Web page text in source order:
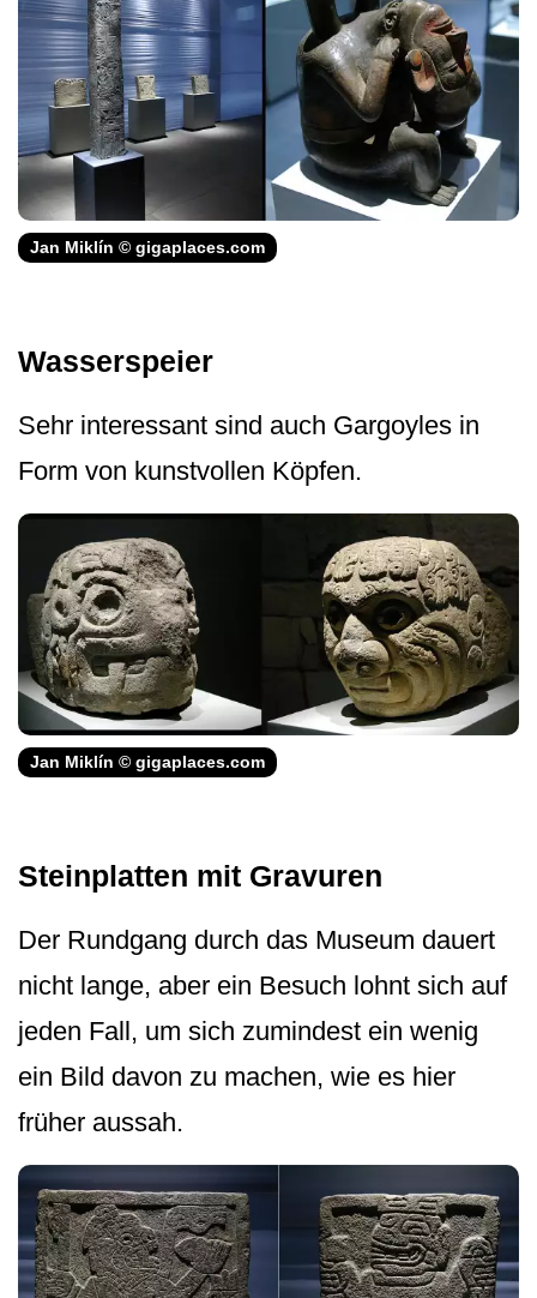
Jan Miklín © gigaplaces.com
Wasserspeier
Sehr interessant sind auch Gargoyles in
Form von kunstvollen Köpfen.
Jan Miklín © gigaplaces.com
Steinplatten mit Gravuren
Der Rundgang durch das Museum dauert
nicht lange, aber ein Besuch lohnt sich auf
jeden Fall, um sich zumindest ein wenig
ein Bild davon zu machen, wie es hier
früher aussah.